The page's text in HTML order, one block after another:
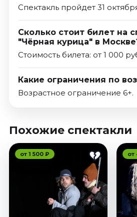
Спектакль пройдет 31
Сколько стоит билет на
"Чёрная курица" в
Стоимость билета: от 1 000
Какие ограничения по
Возрастное ограничение 6+.
Похожие спектакли
от 1 500 ₽ от